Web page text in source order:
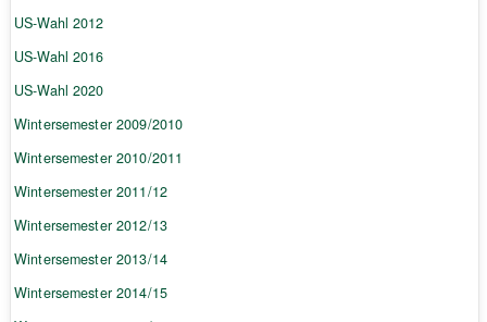
US-Wahl 2012
US-Wahl 2016
US-Wahl 2020
Wintersemester 2009/2010
Wintersemester 2010/2011
Wintersemester 2011/12
Wintersemester 2012/13
Wintersemester 2013/14
Wintersemester 2014/15